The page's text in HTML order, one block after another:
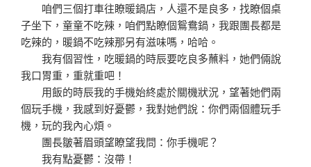
咱們三個打車往瞭暖鍋店，人還不是良多，找瞭個桌
子坐下，童童不吃辣，咱們點瞭個鴛鴦鍋，我跟團長都是
吃辣的，暖鍋不吃辣那另有滋味嗎，哈哈。
我有個習性，吃暖鍋的時辰要吃良多蘸料，她們倆說
我口胃重，重就重吧！
用飯的時辰我的手機始終處於關機狀況，望著她們兩
個玩手機，我感到好憂鬱，我對她們說：你們兩個體玩手
機，玩的我內心煩。
團長皺著眉頭望瞭望我問：你手機呢？
我有點憂鬱：沒帶！